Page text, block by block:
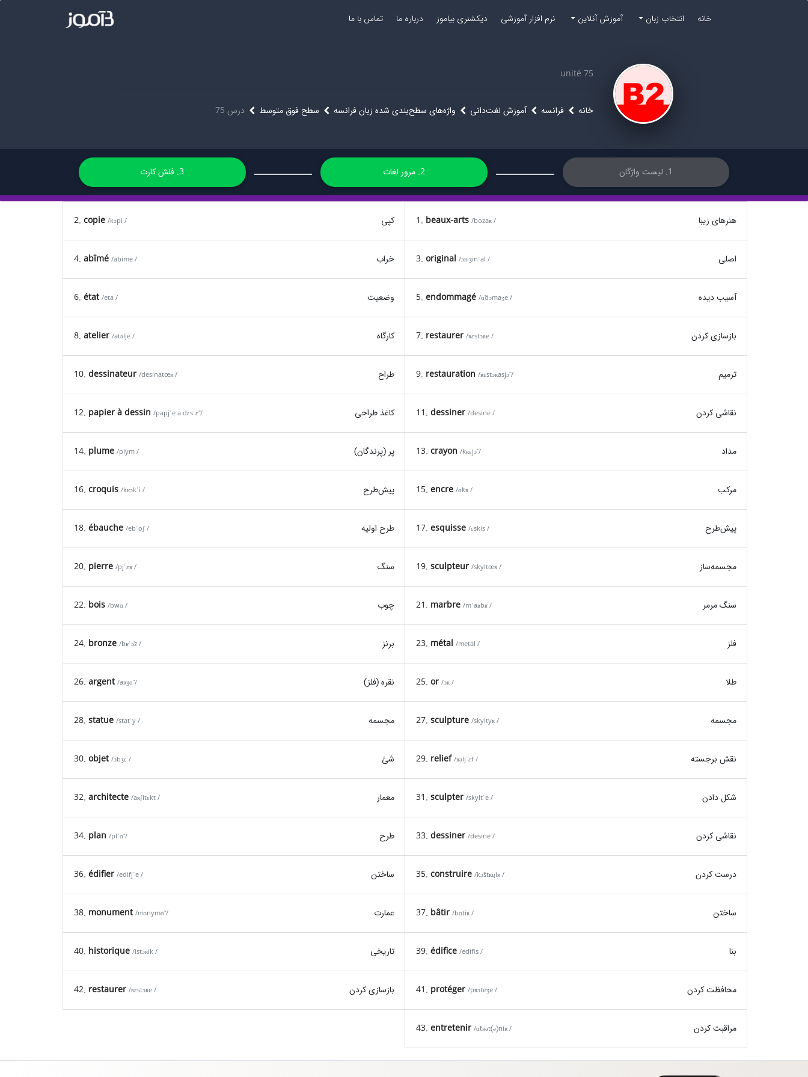
خانه انتخاب زبان آموزش آنلاین نرم افزار آموزشی دیکشنری بیاموز درباره ما تماس با ما
unité 75
خانه فرانسه آموزش لغت‌دانی واژه‌های سطح‌بندی شده زبان فرانسه سطح فوق متوسط درس 75
1. لیست واژگان 2. مرور لغات 3. فلش کارت
1. beaux-arts /bozaʀ / هنرهای زیبا 2. copie /kɔpi / کپی
3. original /ɔʁiʒinˈal / اصلی 4. abîmé /abime / خراب
5. endommagé /ɑ̃dɔmaʒe / آسیب دیده 6. état /eta / وضعیت
7. restaurer /ʀɛstɔʀe / بازسازی کردن 8. atelier /atəlje / کارگاه
9. restauration /ʀɛstɔʀasjɔ̃ / ترمیم 10. dessinateur /desinatœʀ / طراح
11. dessiner /desine / نقاشی کردن 12. papier à dessin /papjˈe a dɛsˈɛ̃ / کاغذ طراحی
13. crayon /kʀɛjɔ̃ / مداد 14. plume /plym / پر (پرندگان)
15. encre /ɑ̃kʀ / مرکب 16. croquis /kʁɔkˈi / پیش‌طرح
17. esquisse /ɛskis / پیش‌طرح 18. ébauche /ebˈoʃ / طرح اولیه
19. sculpteur /skyltœʀ / مجسمه‌ساز 20. pierre /pjˈɛʁ / سنگ
21. marbre /mˈaʁbʁ / سنگ مرمر 22. bois /bwɑ / چوب
23. métal /metal / فلز 24. bronze /bʁˈɔ̃z / برنز
25. or /ɔʀ / طلا 26. argent /aʀʒɑ̃ / نقره (فلز)
27. sculpture /skyltyʀ / مجسمه 28. statue /statˈy / مجسمه
29. relief /ʁəljˈɛf / نقش برجسته 30. objet /ɔbʒɛ / شئ
31. sculpter /skyltˈe / شکل دادن 32. architecte /aʀʃitɛkt / معمار
33. dessiner /desine / نقاشی کردن 34. plan /plˈɑ̃ / طرح
35. construire /kɔ̃stʀɥiʀ / درست کردن 36. édifier /edifjˈe / ساختن
37. bâtir /bɑtiʀ / ساختن 38. monument /mɔnymɑ̃ / عمارت
39. édifice /edifis / بنا 40. historique /istɔʀik / تاریخی
41. protéger /pʀɔteʒe / محافظت کردن 42. restaurer /ʀɛstɔʀe / بازسازی کردن
43. entretenir /ɑ̃tʀət(ə)niʀ / مراقبت کردن